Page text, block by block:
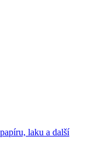
laku a další